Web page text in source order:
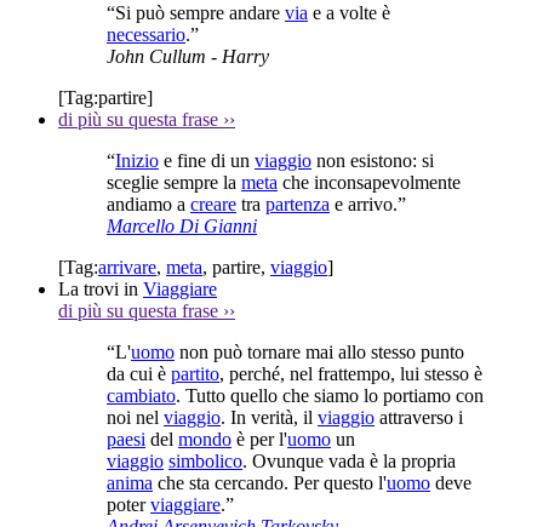
“Si può sempre andare via e a volte è
necessario.”
John Cullum - Harry
[Tag:partire]
di più su questa frase ››
“Inizio e fine di un viaggio non esistono: si
sceglie sempre la meta che inconsapevolmente
andiamo a creare tra partenza e arrivo.”
Marcello Di Gianni
[Tag:arrivare, meta, partire, viaggio]
La trovi in Viaggiare
di più su questa frase ››
“L'uomo non può tornare mai allo stesso punto
da cui è partito, perché, nel frattempo, lui stesso è
cambiato. Tutto quello che siamo lo portiamo con
noi nel viaggio. In verità, il viaggio attraverso i
paesi del mondo è per l'uomo un
viaggio simbolico. Ovunque vada è la propria
anima che sta cercando. Per questo l'uomo deve
poterviaggiare.”